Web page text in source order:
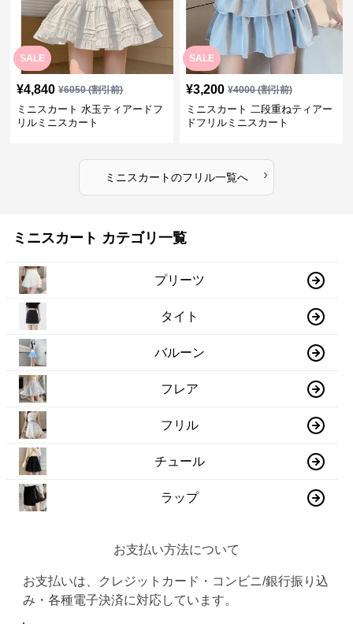
SALE
¥4,840 ¥6050(割引前)
ミニスカート 水玉ティアードフ
リルミニスカート
SALE
¥3,200 ¥4000(割引前)
ミニスカート 二段重ねティアー
ドフリルミニスカート
ミニスカートのフリル一覧へ ›
ミニスカート カテゴリ一覧
プリーツ
タイト
バルーン
フレア
フリル
チュール
ラップ
お支払い方法について
お支払いは、クレジットカード・コンビニ/銀行振り込
み・各種電子決済に対応しています。